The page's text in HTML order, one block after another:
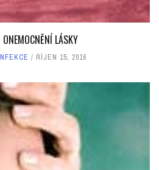
LÁSKY
ŘÍJEN 15, 2016